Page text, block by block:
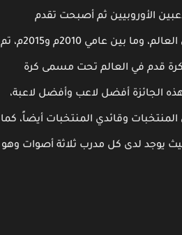
الأوروبيين ثم أصبحت تقدم
لأفضل اللاعبين على مستوى العالم، وما بين عامي 2010م و2015م، تم
قدم في العالم تحت مسمى كرة
الجائزة أفضل لاعب وأفضل لاعبة،
وقائدي المنتخبات أيضاً، كما
لدى كل مدرب ثلاثة أصوات وهو